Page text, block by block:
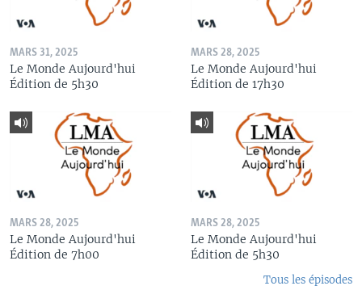
MARS 31, 2025
Le Monde Aujourd'hui
Édition de 5h30
MARS 28, 2025
Le Monde Aujourd'hui
Édition de 17h30
MARS 28, 2025
Le Monde Aujourd'hui
Édition de 7h00
MARS 28, 2025
Le Monde Aujourd'hui
Édition de 5h30
Tous les épisodes